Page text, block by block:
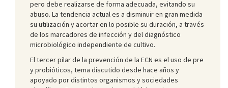
pero debe realizarse de forma adecuada, evitando su
abuso. La tendencia actual es a disminuir en gran medida
su utilización y acortar en lo posible su duración, a través
de los marcadores de infección y del diagnóstico
microbiológico independiente de cultivo.
El tercer pilar de la prevención de la ECN es el uso de pre
y probióticos, tema discutido desde hace años y
apoyado por distintos organismos y sociedades